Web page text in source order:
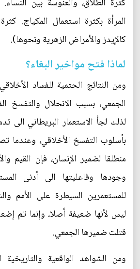
المرأة بكثرة استعمال المكياج.
كالإيدز والأمراض الزهرية ونحوها).
لماذا فتح مواخير البغاء؟
ومن النتائج الحتمية للفساد
الجمعي، بسبب الانحلال والتفسخ
لذلك لجأ الاستعمار البريطاني الى
بأسلوب التفسخ الأخلاقي، وعندما
منطلقا لضمير الإنسان، فإن القيم
وجودها وفاعليتها الى أدنى
للمستعمرين السيطرة على الأمم
ليس لأنها ضعيفة أصلا، وإنما تم
قتلت ضميرها الجمعي.
ومن الشواهد الواقعية والتاريخية